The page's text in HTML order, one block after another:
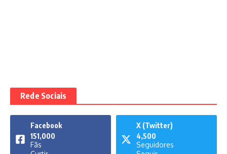
Rede Sociais
Facebook
151,000
Fãs
X (Twitter)
4,500
Seguidores